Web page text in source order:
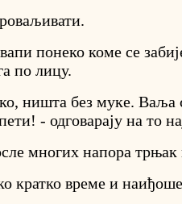
понеко коме се
по лицу.
ништа без муке. Ваља
- одговарају на то
многих напора
кратко време и